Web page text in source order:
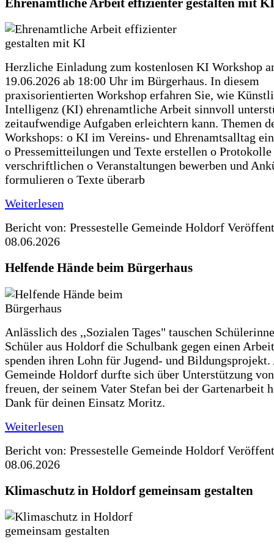
Herzliche Einladung zum kostenlosen KI Workshop
19.06.2026 ab 18:00 Uhr im Bürgerhaus. In diesem
praxisorientierten Workshop erfahren Sie, wie
Intelligenz (KI) ehrenamtliche Arbeit sinnvoll
zeitaufwendige Aufgaben erleichtern kann. Themen
Workshops: o KI im Vereins- und Ehrenamtsalltag
o Pressemitteilungen und Texte erstellen o
verschriftlichen o Veranstaltungen bewerben und
formulieren o Texte überarb
Weiterlesen
Bericht von: Pressestelle Gemeinde Holdorf
08.06.2026
Helfende Hände beim Bürgerhaus
Anlässlich des ,,Sozialen Tages" tauschen
Schüler aus Holdorf die Schulbank gegen einen
spenden ihren Lohn für Jugend- und Bildungsprojekt.
Gemeinde Holdorf durfte sich über Unterstützung
freuen, der seinem Vater Stefan bei der Gartenarbeit
Dank für deinen Einsatz Moritz.
Weiterlesen
Bericht von: Pressestelle Gemeinde Holdorf
08.06.2026
Klimaschutz in Holdorf gemeinsam gestalten